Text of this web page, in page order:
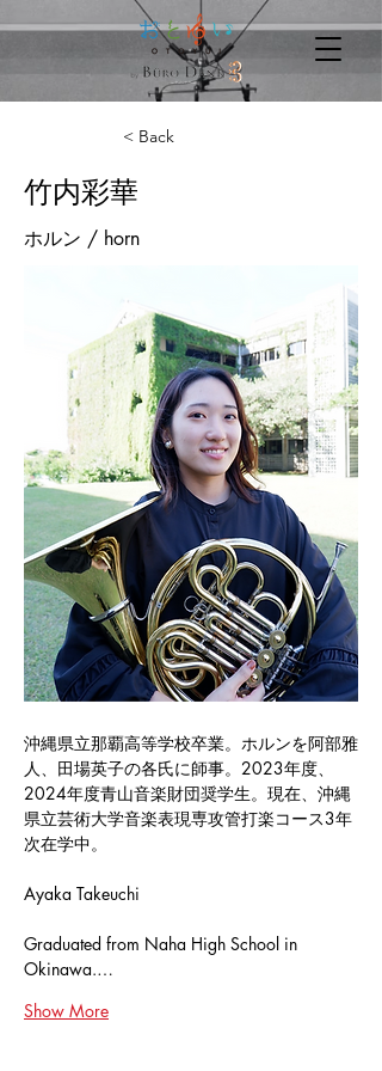
< Back
竹内彩華
ホルン / horn
沖縄県立那覇高等学校卒業。ホルンを阿部雅
人、田場英子の各氏に師事。2023年度、
2024年度青山音楽財団奨学生。現在、沖縄
県立芸術大学音楽表現専攻管打楽コース3年
次在学中。
Ayaka Takeuchi
Graduated from Naha High School in
Okinawa.…
Show More